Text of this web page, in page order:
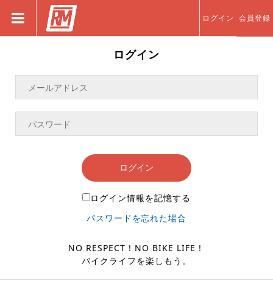
ログイン 会員登録
ログイン
ログイン
ログイン情報を記憶する
パスワードを忘れた場合
NO RESPECT！NO BIKE LIFE！
バイクライフを楽しもう。